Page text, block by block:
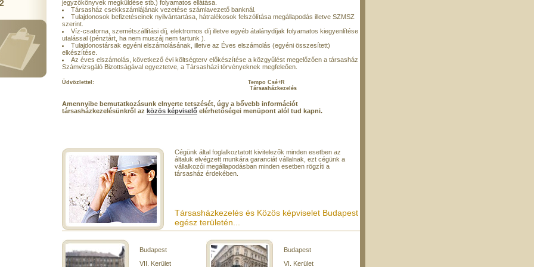
jegyzőkönyvek megküldése stb.) folyamatos ellátása.
Társasház csekkszámlájának vezetése számlavezető banknál.
Tulajdonosok befizetéseinek nyilvántartása, hátralékosok felszólítása megállapodás illetve SZMSZ
szerint.
Víz-csatorna, szemétszállítási díj, elektromos díj illetve egyéb átalánydíjak folyamatos kiegyenlítése
utalással (pénztárt, ha nem muszáj nem tartunk ).
Tulajdonostársak egyéni elszámolásának, illetve az Éves elszámolás (egyéni összesített)
elkészítése.
Az éves elszámolás, következő évi költségterv előkészítése a közgyűlést megelőzően a társasház
Számvizsgáló Bizottságával egyeztetve, a Társasházi törvényeknek megfeleően.
Üdvözlettel: Tempo Csé+R
Társasházkezelés
Amennyibe bemutatkozásunk elnyerte tetszését, úgy a bővebb információt
társasházkezelésünkről az közös képviselő elérhetőségei menüpont alól tud kapni.
Cégünk által foglalkoztatott kivitelezők minden esetben az
általuk elvégzett munkára garanciát vállalnak, ezt cégünk a
vállalkozói megállapodásban minden esetben rögzíti a
társasház érdekében.
Társasházkezelés és Közös képviselet Budapest
egész területén...
Budapest
VII. Kerület
Budapest
VI. Kerület